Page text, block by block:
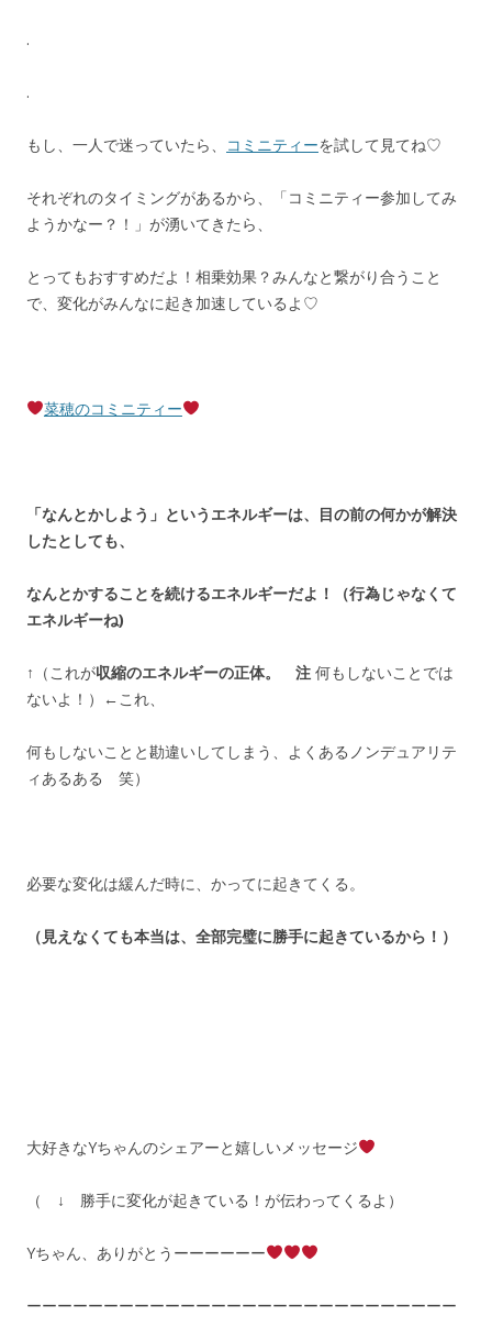
.
.
もし、一人で迷っていたら、 コミニティーを試して見てね♡
それぞれのタイミングがあるから、「コミニティー参加してみ
ようかなー？！」が湧いてきたら、
とってもおすすめだよ！相乗効果？みんなと繋がり合うこと
で、変化がみんなに起き加速しているよ♡
菜穂のコミニティー
「なんとかしよう」というエネルギーは、目の前の何かが解決
したとしても、
なんとかすることを続けるエネルギーだよ！（行為じゃなくて
エネルギーね)
↑（これが収縮のエネルギーの正体。 注 何もしないことでは
ないよ！）←これ、
何もしないことと勘違いしてしまう、よくあるノンデュアリテ
ィあるある 笑）
必要な変化は緩んだ時に、かってに起きてくる。
（見えなくても本当は、全部完璧に勝手に起きているから！）
大好きなYちゃんのシェアーと嬉しいメッセージ
（ ↓ 勝手に変化が起きている！が伝わってくるよ）
Yちゃん、ありがとうーーーーーー
ーーーーーーーーーーーーーーーーーーーーーーーーーーーー